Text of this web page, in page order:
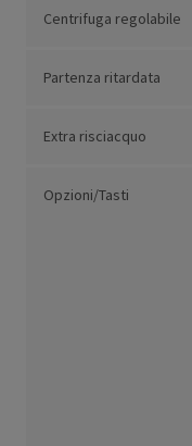
Centrifuga regolabile
Partenza ritardata
Extra risciacquo
Opzioni/Tasti